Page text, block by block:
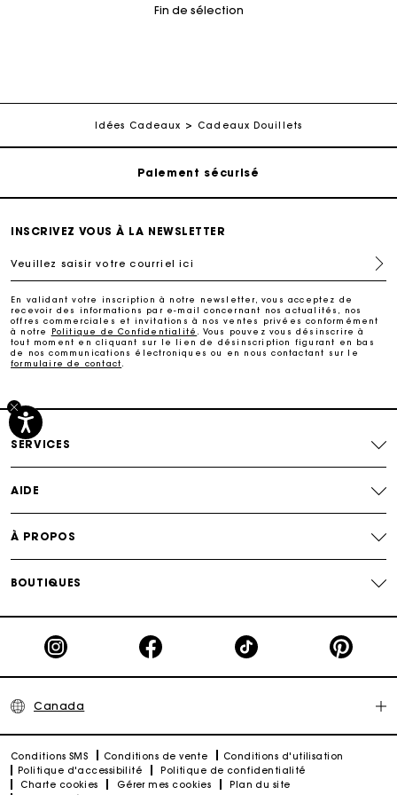
Fin de sélection
Idées Cadeaux Cadeaux Douillets
Livraison à domicile offerte sous 2 à 3 jours ouvrés.
Paiement sécurisé
Paiement sécurisé
INSCRIVEZ VOUS À LA NEWSLETTER
Veuillez saisir votre courriel ici
En validant votre inscription à notre newsletter, vous acceptez de
recevoir des informations par e-mail concernant nos actualités, nos
offres commerciales et invitations à nos ventes privées conformément
à notre
Politique de Confidentialité . Vous pouvez vous désinscrire à
tout moment en cliquant sur le lien de désinscription figurant en bas
de nos communications électroniques ou en nous contactant sur le
formulaire de contact.
SERVICES
AIDE
À PROPOS
BOUTIQUES
Canada
Conditions SMS Conditions de vente
Conditions d'utilisation
Politique d'accessibilité
Politique de confidentialité
Charte cookies
Gérer mes cookies
Plan du site